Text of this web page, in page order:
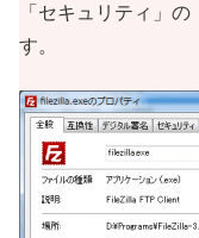
「セキュリティ」
す。